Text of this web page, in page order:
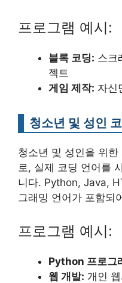
프로그램 예시:
블록 코딩: 스크
젝트
게임 제작: 자신
청소년 및 성인
청소년 및 성인을 위
로, 실제 코딩 언어를
니다. Python, Java,
그래밍 언어가 포함되
프로그램 예시:
Python 프로그
웹 개발: 개인